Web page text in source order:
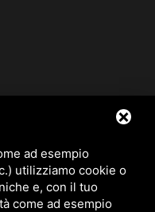
ad esempio
utilizziamo cookie o
e, con il tuo
come ad esempio